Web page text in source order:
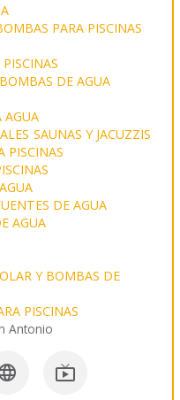
PARA PISCINAS
DE AGUA
AGUA
SAUNAS Y JACUZZIS
PISCINAS
DE AGUA
AGUA
Y BOMBAS DE
PISCINAS
Antonio
